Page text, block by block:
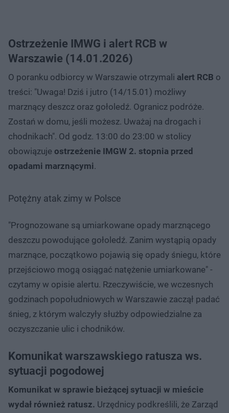
Ostrzeżenie IMWG i alert RCB w
Warszawie (14.01.2026)
O poranku odbiorcy w Warszawie otrzymali alert RCB o
treści: "Uwaga! Dziś i jutro (14/15.01) możliwy
marznący deszcz oraz gołoledź. Ogranicz podróże.
Zostań w domu, jeśli możesz. Uważaj na drogach i
chodnikach". Od godz. 13:00 do 23:00 w stolicy
obowiązuje ostrzeżenie IMGW 2. stopnia przed
opadami marznącymi.
Potężny atak zimy w Polsce
"Prognozowane są umiarkowane opady marznącego
deszczu powodujące gołoledź. Zanim wystąpią opady
marznące, początkowo pojawią się opady śniegu, które
przejściowo mogą osiągać natężenie umiarkowane" -
czytamy w opisie alertu. Rzeczywiście, we wczesnych
godzinach popołudniowych w Warszawie zaczął padać
śnieg, z którym walczyły służby odpowiedzialne za
oczyszczanie ulic i chodników.
Komunikat warszawskiego ratusza ws.
sytuacji pogodowej
Komunikat w sprawie bieżącej sytuacji w mieście
wydał również ratusz. Urzędnicy podkreślili, że Zarząd